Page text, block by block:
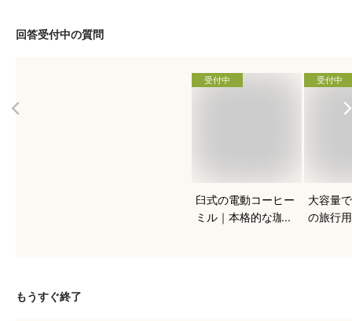
回答受付中の質問
受付中
臼式の電動コーヒー
ミル｜本格的な珈琲
受付中
大容量
の旅行
もうすぐ終了